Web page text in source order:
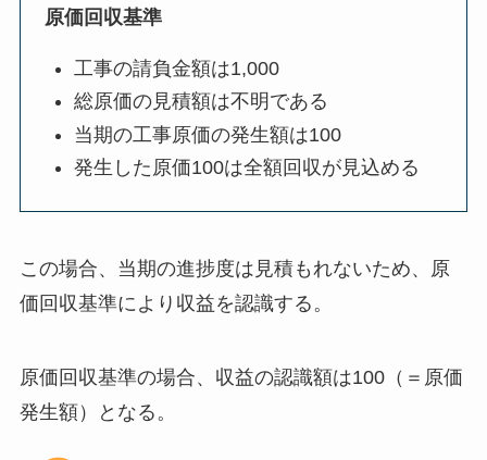
原価回収基準
工事の請負金額は1,000
総原価の見積額は不明である
当期の工事原価の発生額は100
発生した原価100は全額回収が見込める
この場合、当期の進捗度は見積もれないため、原
価回収基準により収益を認識する。
原価回収基準の場合、収益の認識額は100（＝原価
発生額）となる。